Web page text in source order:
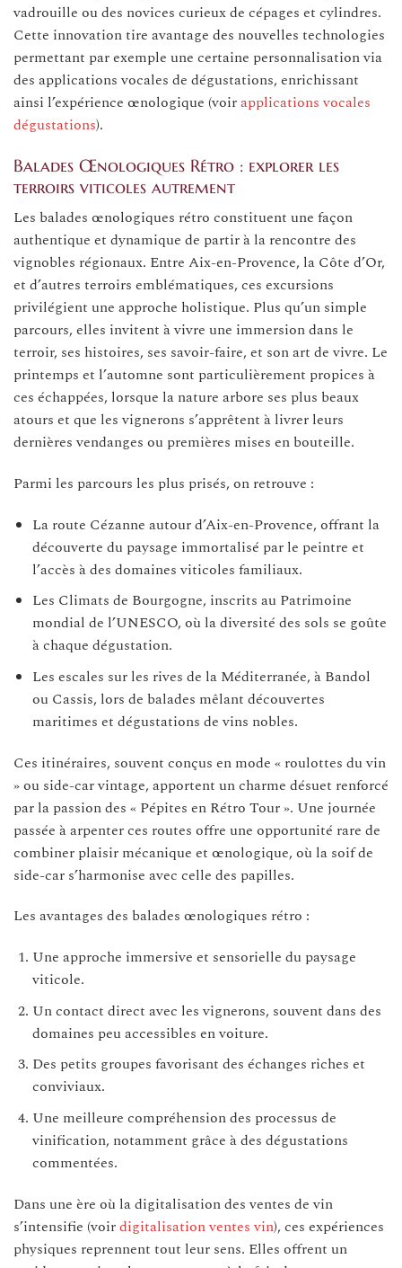
vadrouille ou des novices curieux de cépages et cylindres.
Cette innovation tire avantage des nouvelles technologies
permettant par exemple une certaine personnalisation via
des applications vocales de dégustations, enrichissant
ainsi l’expérience œnologique (voirapplications vocales
dégustations).
Balades Œnologiques Rétro : explorer les
terroirs viticoles autrement
Les balades œnologiques rétro constituent une façon
authentique et dynamique de partir à la rencontre des
vignobles régionaux. Entre Aix-en-Provence, la Côte d’Or,
et d’autres terroirs emblématiques, ces excursions
privilégient une approche holistique. Plus qu’un simple
parcours, elles invitent à vivre une immersion dans le
terroir, ses histoires, ses savoir-faire, et son art de vivre. Le
printemps et l’automne sont particulièrement propices à
ces échappées, lorsque la nature arbore ses plus beaux
atours et que les vignerons s’apprêtent à livrer leurs
dernières vendanges ou premières mises en bouteille.
Parmi les parcours les plus prisés, on retrouve :
La route Cézanne autour d’Aix-en-Provence, offrant la
découverte du paysage immortalisé par le peintre et
l’accès à des domaines viticoles familiaux.
Les Climats de Bourgogne, inscrits au Patrimoine
mondial de l’UNESCO, où la diversité des sols se goûte
à chaque dégustation.
Les escales sur les rives de la Méditerranée, à Bandol
ou Cassis, lors de balades mêlant découvertes
maritimes et dégustations de vins nobles.
Ces itinéraires, souvent conçus en mode « roulottes du vin
» ou side-car vintage, apportent un charme désuet renforcé
par la passion des « Pépites en Rétro Tour ». Une journée
passée à arpenter ces routes offre une opportunité rare de
combiner plaisir mécanique et œnologique, où la soif de
side-car s’harmonise avec celle des papilles.
Les avantages des balades œnologiques rétro :
Une approche immersive et sensorielle du paysage
viticole.
Un contact direct avec les vignerons, souvent dans des
domaines peu accessibles en voiture.
Des petits groupes favorisant des échanges riches et
conviviaux.
Une meilleure compréhension des processus de
vinification, notamment grâce à des dégustations
commentées.
Dans une ère où la digitalisation des ventes de vin
s’intensifie (voirdigitalisation ventes vin), ces expériences
physiques reprennent tout leur sens. Elles offrent un